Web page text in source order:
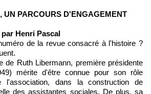
UN PARCOURS D'ENGAGEMENT
Henri Pascal
de la revue consacré à l'histoire ?
de Ruth Libermann, première présidente
mérite d'être connue pour son rôle
dans la construction de
des assistantes sociales. De plus, sa